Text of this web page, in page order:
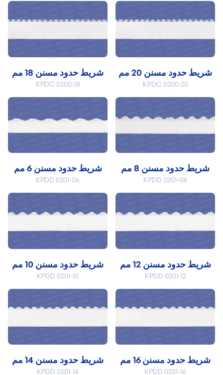
شريط حدود مسنن 18 مم
KPDC 0200-18
شريط حدود مسنن 20 مم
KPDC 0200-20
شريط حدود مسنن 6 مم
KPDD 0201-06
شريط حدود مسنن 8 مم
KPDD 0201-08
شريط حدود مسنن 10 مم
KPDD 0201-10
شريط حدود مسنن 12 مم
KPDD 0201-12
شريط حدود مسنن 14 مم
KPDD 0201-14
شريط حدود مسنن 16 مم
KPDD 0201-16